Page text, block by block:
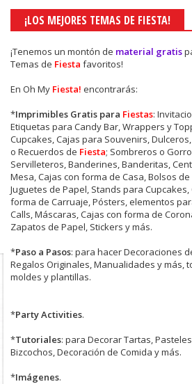
¡LOS MEJORES TEMAS DE FIESTA!
¡Tenemos un montón de material gratis
Temas de Fiestafavoritos!
En Oh My Fiesta!encontrarás:
*Imprimibles Gratis para Fiestas:
Etiquetas para Candy Bar, Wrappers y
Cupcakes, Cajas para Souvenirs,
o Recuerdos de Fiesta; Sombreros o
Servilleteros, Banderines, Banderitas,
Mesa, Cajas con forma de Casa, Bolsos
Juguetes de Papel, Stands para Cupcakes,
forma de Carruaje, Pósters, elementos
Calls, Máscaras, Cajas con forma de
Zapatos de Papel, Stickers y más.
*Paso a Pasos: para hacer Decoraciones
Regalos Originales, Manualidades y más,
moldes y plantillas.
*Party Activities.
*Tutoriales: para Decorar Tartas,
Bizcochos, Decoración de Comida y más.
*Imágenes.